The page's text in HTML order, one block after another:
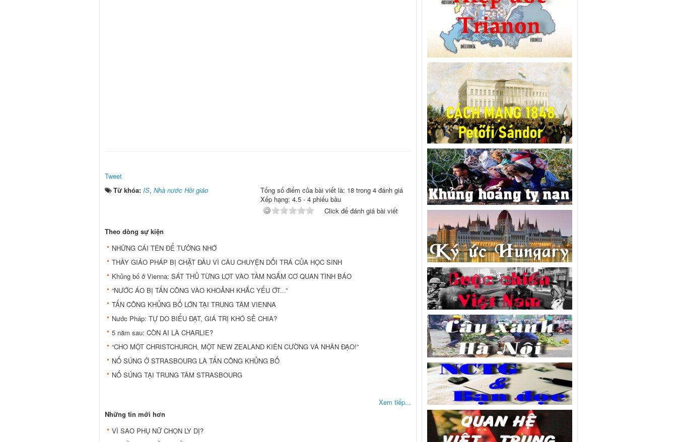
Tweet
Từ khóa: IS, Nhà nước Hồi giáo
Tổng số điểm của bài viết là: 18 trong 4 đánh giá
Xếp hạng: 4.5- 4phiếu bầu
Click để đánh giá bài viết
Theo dòng sự kiện
NHỮNG CÁI TÊN ĐỂ TƯỞNG NHỚ
THẦY GIÁO PHÁP BỊ CHẶT ĐẦU VÌ CÂU CHUYỆN DỐI TRÁ CỦA HỌC SINH
Khủng bố ở Vienna: SÁT THỦ TỪNG LỌT VÀO TẦM NGẮM CƠ QUAN TÌNH BÁO
“NƯỚC ÁO BỊ TẤN CÔNG VÀO KHOẢNH KHẮC YẾU ỚT...”
TẤN CÔNG KHỦNG BỐ LỚN TẠI TRUNG TÂM VIENNA
Nước Pháp: TỰ DO BIỂU ĐẠT, GIÁ TRỊ KHÓ SẺ CHIA?
5 năm sau: CÒN AI LÀ CHARLIE?
“CHO MỘT CHRISTCHURCH, MỘT NEW ZEALAND KIÊN CƯỜNG VÀ NHÂN ĐẠO!”
NỔ SÚNG Ở STRASBOURG LÀ TẤN CÔNG KHỦNG BỐ
NỔ SÚNG TẠI TRUNG TÂM STRASBOURG
Xem tiếp...
Những tin mới hơn
VÌ SAO PHỤ NỮ CHỌN LY DỊ?